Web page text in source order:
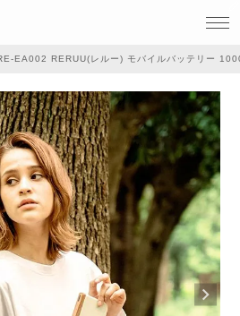
EA002 RERUU(レルー) モバイルバッテリー